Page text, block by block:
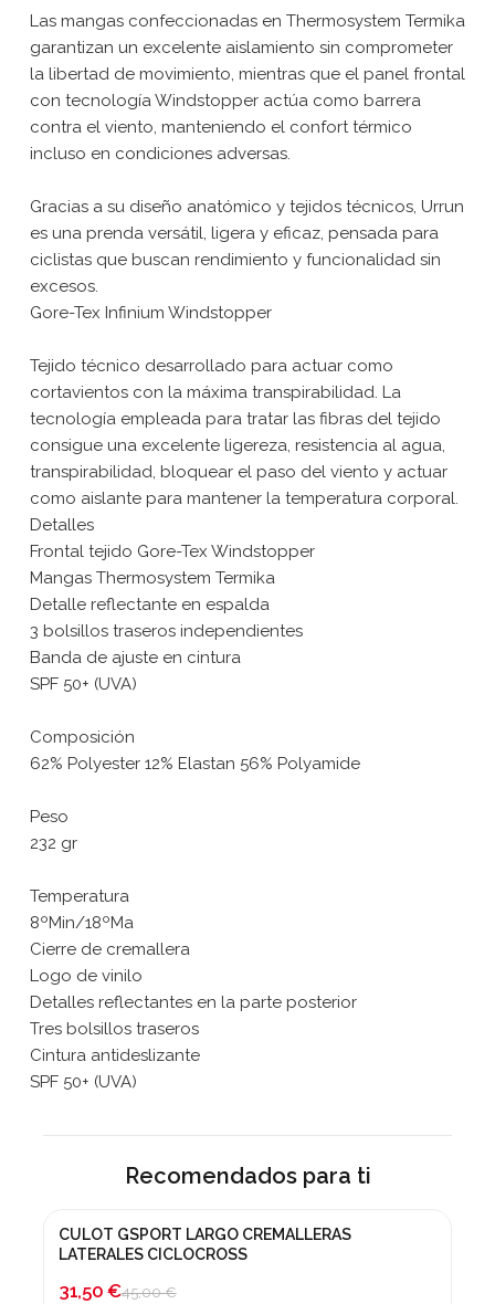
Las mangas confeccionadas en Thermosystem Termika
garantizan un excelente aislamiento sin comprometer
la libertad de movimiento, mientras que el panel frontal
con tecnología Windstopper actúa como barrera
contra el viento, manteniendo el confort térmico
incluso en condiciones adversas.
Gracias a su diseño anatómico y tejidos técnicos, Urrun
es una prenda versátil, ligera y eficaz, pensada para
ciclistas que buscan rendimiento y funcionalidad sin
excesos.
Gore-Tex Infinium Windstopper
Tejido técnico desarrollado para actuar como
cortavientos con la máxima transpirabilidad. La
tecnología empleada para tratar las fibras del tejido
consigue una excelente ligereza, resistencia al agua,
transpirabilidad, bloquear el paso del viento y actuar
como aislante para mantener la temperatura corporal.
Detalles
Frontal tejido Gore-Tex Windstopper
Mangas Thermosystem Termika
Detalle reflectante en espalda
3 bolsillos traseros independientes
Banda de ajuste en cintura
SPF 50+ (UVA)
Composición
62% Polyester 12% Elastan 56% Polyamide
Peso
232 gr
Temperatura
8ºMin/18ºMa
Cierre de cremallera
Logo de vinilo
Detalles reflectantes en la parte posterior
Tres bolsillos traseros
Cintura antideslizante
SPF 50+ (UVA)
Recomendados para ti
¡En oferta!
CULOT GSPORT LARGO CREMALLERAS
LATERALES CICLOCROSS
31,50 €45,00 €